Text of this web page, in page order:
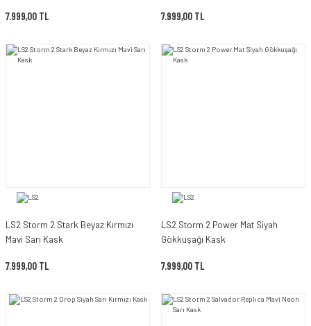
7.999,00 TL 7.999,00 TL
LS2 Storm 2 Stark Beyaz Kırmızı
Mavi Sarı Kask
7.999,00 TL
LS2 Storm 2 Power Mat Siyah
Gökkuşağı Kask
7.999,00 TL